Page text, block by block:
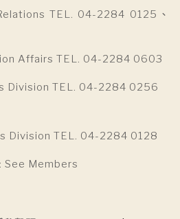
TEL. 04-2284 0125、
Affairs TEL. 04-2284 0603
TEL. 04-2284 0256
TEL. 04-2284 0128
See Members